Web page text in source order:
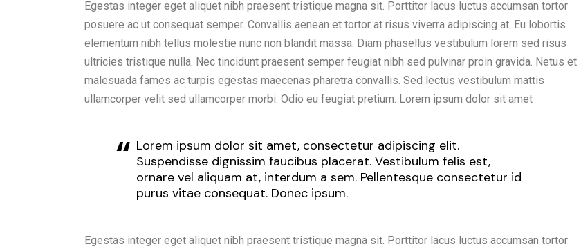
Egestas integer eget aliquet nibh praesent tristique magna sit. Porttitor lacus luctus accumsan tortor
posuere ac ut consequat semper. Convallis aenean et tortor at risus viverra adipiscing at. Eu lobortis
elementum nibh tellus molestie nunc non blandit massa. Diam phasellus vestibulum lorem sed risus
ultricies tristique nulla. Nec tincidunt praesent semper feugiat nibh sed pulvinar proin gravida. Netus et
malesuada fames ac turpis egestas maecenas pharetra convallis. Sed lectus vestibulum mattis
ullamcorper velit sed ullamcorper morbi. Odio eu feugiat pretium. Lorem ipsum dolor sit amet
Lorem ipsum dolor sit amet, consectetur adipiscing elit.
Suspendisse dignissim faucibus placerat. Vestibulum felis est,
ornare vel aliquam at, interdum a sem. Pellentesque consectetur id
purus vitae consequat. Donec ipsum.
Egestas integer eget aliquet nibh praesent tristique magna sit. Porttitor lacus luctus accumsan tortor